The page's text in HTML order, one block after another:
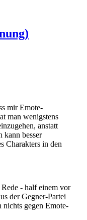
mir Emote-
man wenigstens
anstatt
kann besser
Charakters in den
- half einem vor
der Gegner-Partei
nichts gegen Emote-